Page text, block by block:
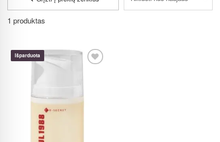
1 produktas
Išparduota